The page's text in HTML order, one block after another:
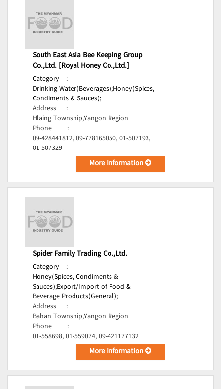
South East Asia Bee Keeping Group
Co.,Ltd. [Royal Honey Co.,Ltd.]
Category
:
Drinking Water(Beverages);Honey(Spices,
Condiments & Sauces);
Address
:
Hlaing Township,Yangon Region
Phone
:
09-428441812, 09-778165050, 01-507193,
01-507329
More Information
Spider Family Trading Co.,Ltd.
Category
:
Honey(Spices, Condiments &
Sauces);Export/Import of Food &
Beverage Products(General);
Address
:
Bahan Township,Yangon Region
Phone
:
01-558698, 01-559074, 09-421177132
More Information